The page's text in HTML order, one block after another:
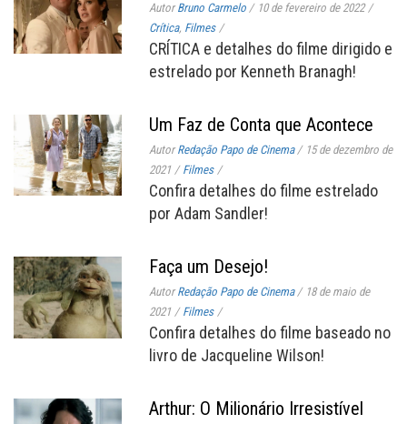
AutorBruno Carmelo / 10 de fevereiro de 2022 /
Crítica, Filmes /
CRÍTICA e detalhes do filme dirigido e
estrelado por Kenneth Branagh!
Um Faz de Conta que Acontece
AutorRedação Papo de Cinema / 15 de dezembro de
2021 / Filmes /
Confira detalhes do filme estrelado
por Adam Sandler!
Faça um Desejo!
AutorRedação Papo de Cinema / 18 de maio de
2021 / Filmes /
Confira detalhes do filme baseado no
livro de Jacqueline Wilson!
Arthur: O Milionário Irresistível